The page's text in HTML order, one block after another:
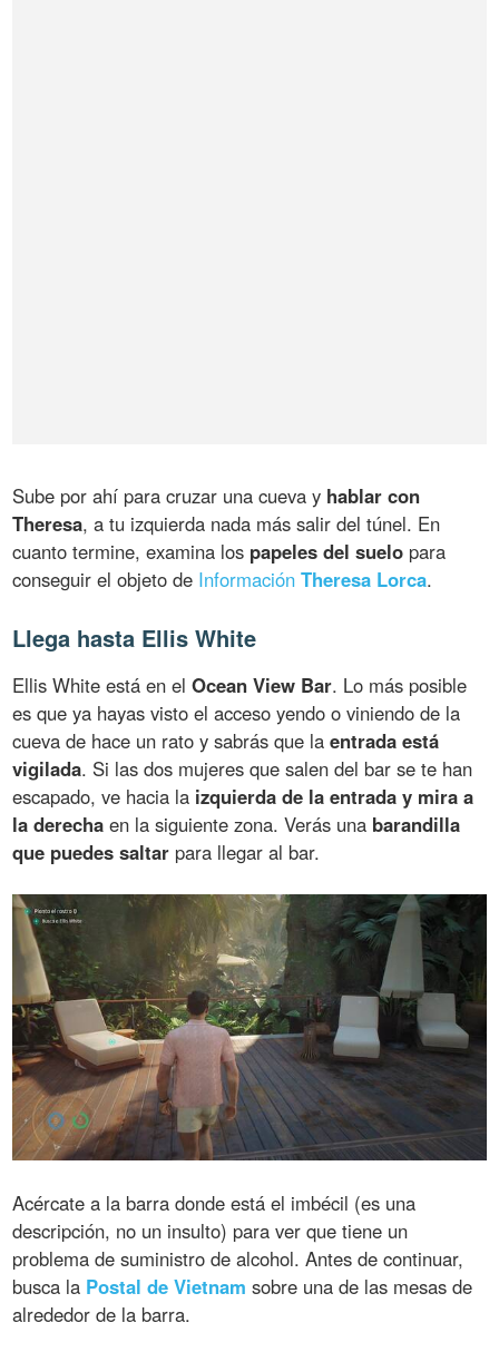
Sube por ahí para cruzar una cueva y hablar con
Theresa, a tu izquierda nada más salir del túnel. En
cuanto termine, examina los papeles del suelo para
conseguir el objeto de Información Theresa Lorca.
Llega hasta Ellis White
Ellis White está en elOcean View Bar. Lo más posible
es que ya hayas visto el acceso yendo o viniendo de la
cueva de hace un rato y sabrás que laentrada está
vigilada. Si las dos mujeres que salen del bar se te han
escapado, ve hacia la izquierda de la entrada y mira a
la derecha en la siguiente zona. Verás una barandilla
que puedes saltar para llegar al bar.
Acércate a la barra donde está el imbécil (es una
descripción, no un insulto) para ver que tiene un
problema de suministro de alcohol. Antes de continuar,
busca la Postal de Vietnam sobre una de las mesas de
alrededor de la barra.